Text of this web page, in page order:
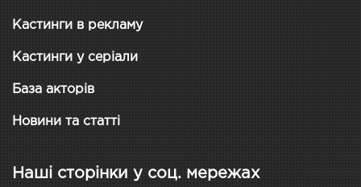
Кастинги в рекламу
Кастинги у серіали
База акторів
Новини та статті
Наші сторінки у соц. мережах